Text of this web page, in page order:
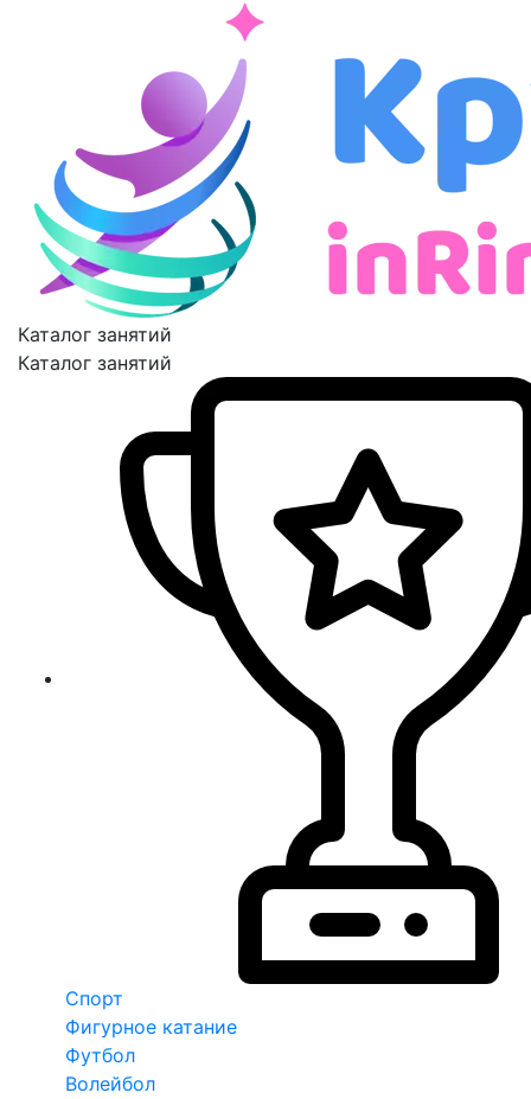
Каталог занятий
Каталог занятий
Спорт
Фигурное катание
Футбол
Волейбол